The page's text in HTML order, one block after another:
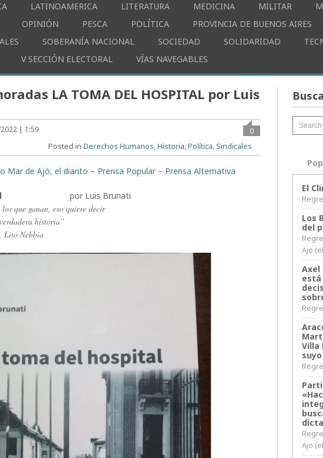
LATINOAMERICA LITERATURA MEDICINA MILITAR
OPINIÓN PESCA POLÍTICA PROVINCIA DE BUENOS AIRES
SOBERANÍA NACIONAL SOCIEDAD SOLIDARIDAD
V SECCIÓN ELECTORAL VÍAS NAVEGABLES
LA TOMA DEL HOSPITAL por Luis
| 1:59
0
Posted inDerechos Humanos,Historia,Política,Sindicales
Mar de Ajó, el diarito – Prensa Popular – Prensa Alternativa
hospitalpor Luis Brunati
que ganan, eso quiere decir
historia”
Lito Nebbia
El
Los
del
Ajo (el
Axel
está
Villa
suyo
Ajo (el